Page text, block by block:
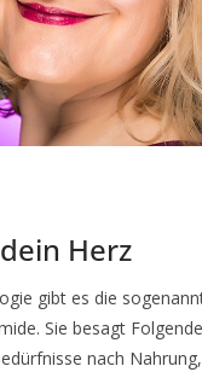
Herz
gibt es die
Sie besagt
nach